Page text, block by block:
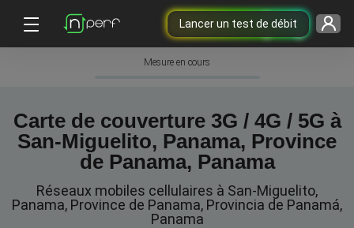
Lancer un test de débit
Mesure en cours
Carte de couverture 3G / 4G / 5G à
San-Miguelito, Panama, Province
de Panama, Panama
Réseaux mobiles cellulaires à San-Miguelito,
Panama, Province de Panama, Provincia de Panamá,
Panama